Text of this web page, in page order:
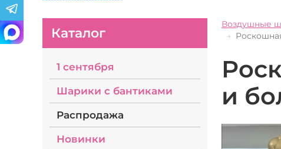
Каталог
1 сентября
Шарики с бантиками
Распродажа
Новинки
Воздушные
и